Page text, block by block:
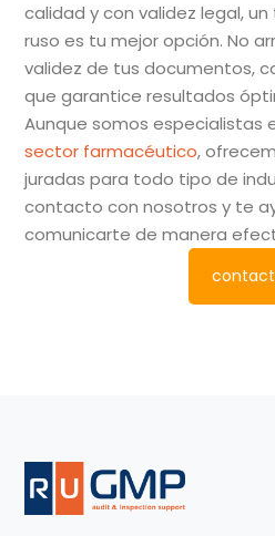
calidad y con validez legal,
ruso es tu mejor opción. No
validez de tus documentos,
que garantice resultados
Aunque somos especialistas
sector farmacéutico,
juradas para todo tipo de
contacto con nosotros y te
comunicarte de manera